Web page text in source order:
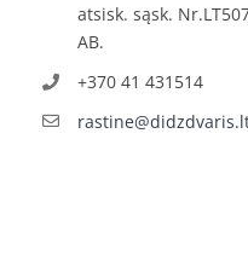
atsisk. sąsk.
AB.
+370 41 431514